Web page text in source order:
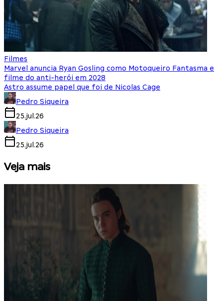
Filmes
Marvel anuncia Ryan Gosling como Motoqueiro Fantasma e
filme do anti-herói em 2028
Astro assume papel que foi de Nicolas Cage
Pedro Siqueira
25.jul.26
Pedro Siqueira
25.jul.26
Veja mais